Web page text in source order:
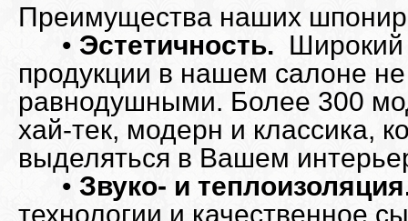
Преимущества наших
• Эстетичность. Широкий
продукции в нашем салоне
равнодушными. Более 300
хай-тек, модерн и классика,
выделяться в Вашем
• Звуко- и
технологии и качественное